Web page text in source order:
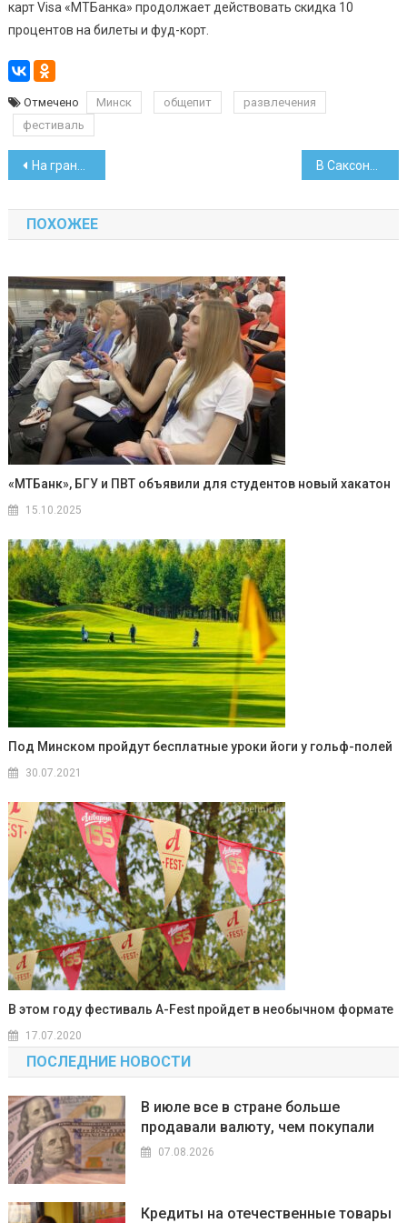
карт Visa «МТБанка» продолжает действовать скидка 10
процентов на билеты и фуд-корт.
Отмечено Минск общепит
развлечения
фестиваль
Навигация
по
записям
На границе Германии и Австрии у белоруса на фуре изъяли нож
ПОХОЖЕЕ
«МТБанк», БГУ и ПВТ объявили для студентов новый хакатон
15.10.2025
Под Минском пройдут бесплатные уроки йоги у гольф-полей
30.07.2021
В этом году фестиваль A-Fest пройдет в необычном формате
17.07.2020
ПОСЛЕДНИЕ НОВОСТИ
В июле все в стране больше
продавали валюту, чем покупали
07.08.2026
Кредиты на отечественные товары